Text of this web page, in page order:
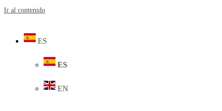
Ir al contenido
ES
ES
EN